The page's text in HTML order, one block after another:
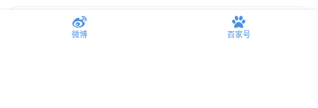
微博 百家号